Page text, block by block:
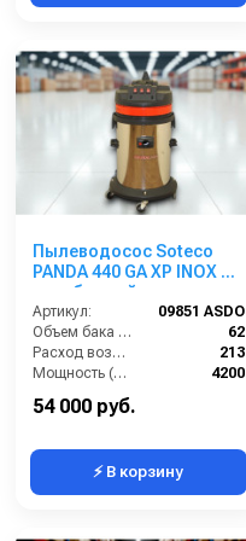
Пылеводосос Soteco
PANDA 440 GA XP INOX 3-
х турбинный
Артикул:
09851 ASDO
Объем бака (л):
62
Расход воздуха (л/сек):
213
Мощность (Вт):
4200
Напряжение (В):
54 000 руб.
⚡ В корзину